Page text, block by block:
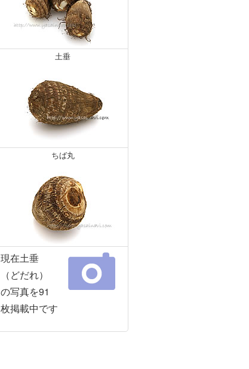
土垂
ちば丸
現在土垂
（どだれ）
の写真を91
枚掲載中です